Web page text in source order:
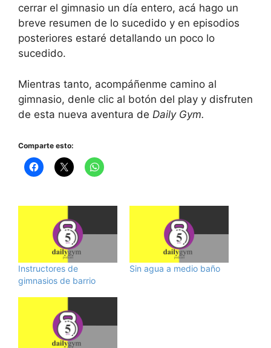
cerrar el gimnasio un día entero, acá hago un
breve resumen de lo sucedido y en episodios
posteriores estaré detallando un poco lo
sucedido.
Mientras tanto, acompáñenme camino al
gimnasio, denle clic al botón del play y disfruten
de esta nueva aventura de Daily Gym.
Comparte esto:
Instructores de
gimnasios de barrio
Sin agua a medio baño